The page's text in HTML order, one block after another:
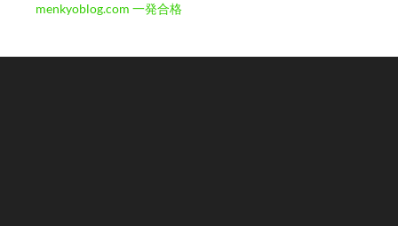
menkyoblog.com 一発合格